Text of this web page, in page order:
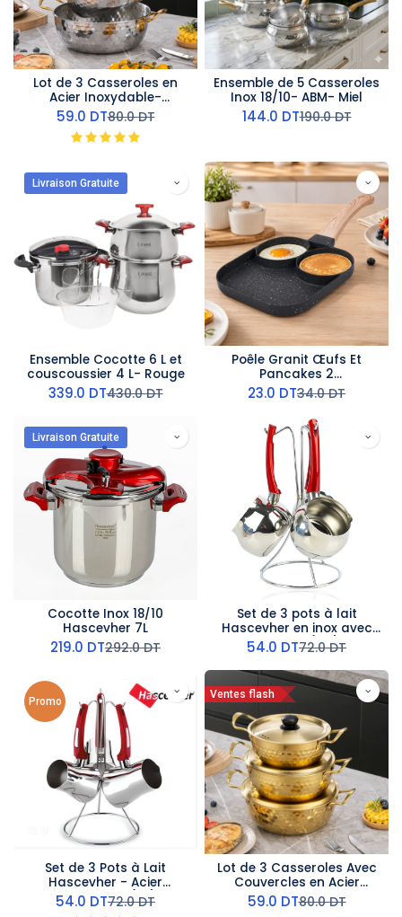
Lot de 3 Casseroles en
Acier Inoxydable-
Argentées
59.0 DT80.0DT
Ensemble de 5 Casseroles
Inox 18/10- ABM- Miel
144.0 DT190.0DT
Livraison Gratuite
Ensemble Cocotte 6 L et
couscoussier 4 L- Rouge
339.0 DT430.0DT
Poêle Granit Œufs Et
Pancakes 2
Compartiments — Noir
23.0 DT34.0DT
Livraison Gratuite
Cocotte Inox 18/10
Hascevher 7L
219.0 DT292.0DT
Set de 3 pots à lait
Hascevher en inox avec
Support (M2)
54.0 DT72.0DT
Promo
Set de 3 Pots à Lait
Hascevher - Acier
Inoxydable (M1)
54.0 DT72.0DT
Ventes flash
Lot de 3 Casseroles Avec
Couvercles en Acier
inoxydable- Doré
59.0 DT80.0DT